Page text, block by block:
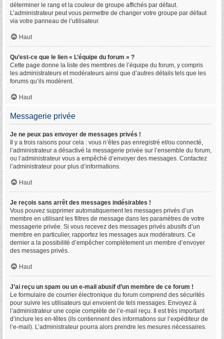
déterminer le rang et la couleur de groupe affichés par défaut.
L’administrateur peut vous permettre de changer votre groupe par défaut
via votre panneau de l’utilisateur.
Haut
Qu’est-ce que le lien « L’équipe du forum » ?
Cette page donne la liste des membres de l’équipe du forum, y compris
les administrateurs et modérateurs ainsi que d’autres détails tels que les
forums qu’ils modèrent.
Haut
Messagerie privée
Je ne peux pas envoyer de messages privés !
Il y a trois raisons pour cela : vous n’êtes pas enregistré et/ou connecté,
l’administrateur a désactivé la messagerie privée sur l’ensemble du forum,
ou l’administrateur vous a empêché d’envoyer des messages. Contactez
l’administrateur pour plus d’informations.
Haut
Je reçois sans arrêt des messages indésirables !
Vous pouvez supprimer automatiquement les messages privés d’un
membre en utilisant les filtres de message dans les paramètres de votre
messagerie privée. Si vous recevez des messages privés abusifs d’un
membre en particulier, rapportez les messages aux modérateurs. Ce
dernier a la possibilité d’empêcher complètement un membre d’envoyer
des messages privés.
Haut
J’ai reçu un spam ou un e-mail abusif d’un membre de ce forum !
Le formulaire de courrier électronique du forum comprend des sécurités
pour suivre les utilisateurs qui envoient de tels messages. Envoyez à
l’administrateur une copie complète de l’e-mail reçu. Il est très important
d’inclure les en-têtes (ils contiennent des informations sur l’expéditeur de
l’e-mail). L’administrateur pourra alors prendre les mesures nécessaires.